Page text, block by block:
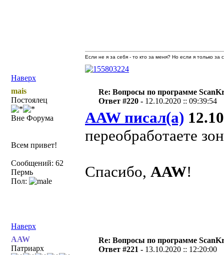
Наверх
Если не я за себя - то кто за меня? Но если я только
mais
Постоялец
Вне Форума
Всем привет!
Сообщений: 62
Пермь
Пол:
Re: Вопросы по программе
Ответ #220 - 12.10.2020 :: 09:39:54
AAW писал(а)
переобработаете
Спасибо, AAW!
Наверх
AAW
Патриарх
Re: Вопросы по программе
Ответ #221 - 13.10.2020 :: 12:20:00